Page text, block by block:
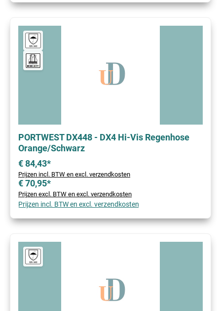
PORTWEST DX448 - DX4 Hi-Vis Regenhose
Orange/Schwarz
€ 84,43*
Prijzen incl. BTW en excl. verzendkosten
€ 70,95*
Prijzen excl. BTW en excl. verzendkosten
Prijzen incl. BTW en excl. verzendkosten